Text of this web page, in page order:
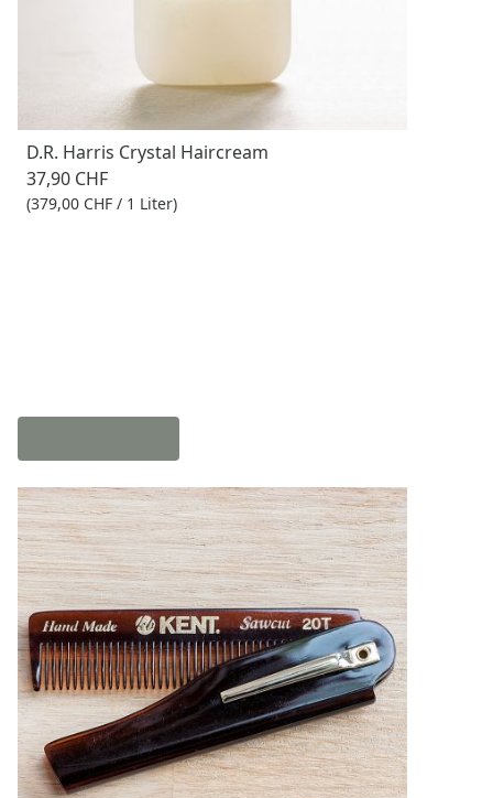
D.R. Harris Crystal Haircream
37,90 CHF
(379,00 CHF / 1 Liter)